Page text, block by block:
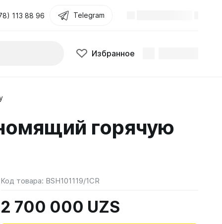
113 88 96 Telegram
Избранное
горячую
Код товара: BSH101119/1CR
2 700 000 UZS